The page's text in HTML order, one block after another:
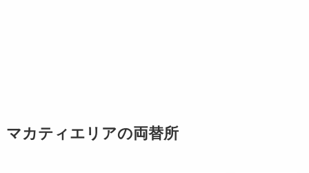
マカティエリアの両替所